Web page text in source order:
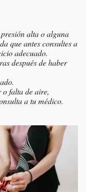
alta o alguna
que antes consultes a
adecuado.
después de haber
falta de aire,
a tu médico.